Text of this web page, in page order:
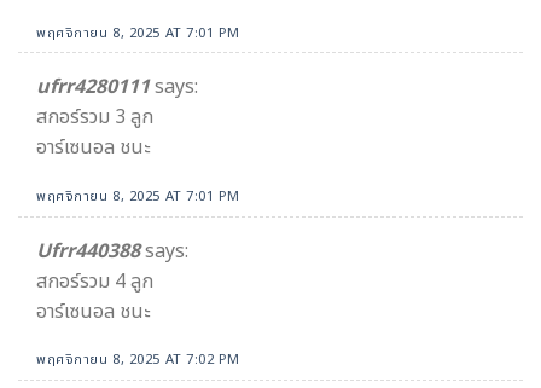
พฤศจิกายน 8, 2025 AT 7:01 PM
ufrr4280111says:
สกอร์รวม 3 ลูก
อาร์เซนอล ชนะ
พฤศจิกายน 8, 2025 AT 7:01 PM
Ufrr440388says:
สกอร์รวม 4 ลูก
อาร์เซนอล ชนะ
พฤศจิกายน 8, 2025 AT 7:02 PM